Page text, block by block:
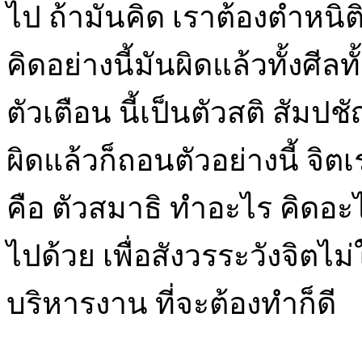
ไป ถ้ามันคิด เราต้องตำหนิ
คิดอย่างนี้มันผิดแล้วทั้งศีล
ตัวเตือน นี้เป็นตัวสติ สัมป
ผิดแล้วก็ถอนตัวอย่างนี้ จิต
คือ ตัวสมาธิ ทำอะไร คิดอ
ไปด้วย เพื่อสังวรระวังจิตไ
บริหารงาน ที่จะต้องทำก็ดี